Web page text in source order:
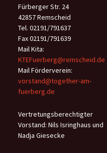
Fürberger Str. 24
42857 Remscheid
Tel. 02191/791637
Fax 02191/791639
Mail Kita:
KTEFuerberg@remscheid.de
Mail Förderverein:
vorstand@together-am-
fuerberg.de
Vertretungsberechtigter
Vorstand: Nils Isringhaus und
Nadja Giesecke